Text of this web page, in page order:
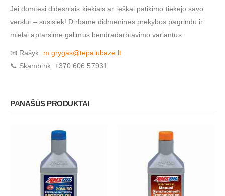
Jei domiesi didesniais kiekiais ar ieškai patikimo tiekėjo savo
verslui – susisiek! Dirbame didmeninės prekybos pagrindu ir
mielai aptarsime galimus bendradarbiavimo variantus.
📧 Rašyk: m.grygas@tepalubaze.lt
📞 Skambink: +370 606 57931
PANAŠŪS PRODUKTAI